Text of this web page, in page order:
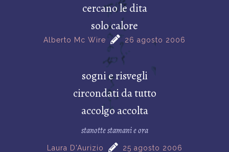
cercano le dita
solo calore
Alberto Mc Wire 26 agosto 2006
sogni e risvegli
circondati da tutto
accolgo accolta
stanotte stamani e ora
Laura D'Aurizio 25 agosto 2006